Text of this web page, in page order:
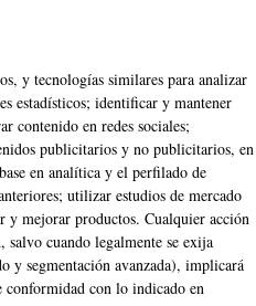
y tecnologías similares para analizar
estadísticos; identificar y mantener
contenido en redes sociales;
publicitarios y no publicitarios, en
en analítica y el perfilado de
utilizar estudios de mercado
y mejorar productos. Cualquier acción
cuando legalmente se exija
y segmentación avanzada), implicará
conformidad con lo indicado en